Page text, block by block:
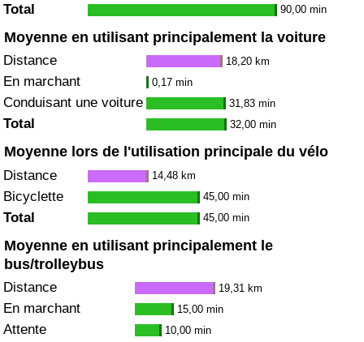
Total 90,00 min
Moyenne en utilisant principalement la voiture
Distance 18,20 km
En marchant 0,17 min
Conduisant une voiture 31,83 min
Total 32,00 min
Moyenne lors de l'utilisation principale du vélo
Distance 14,48 km
Bicyclette 45,00 min
Total 45,00 min
Moyenne en utilisant principalement le
bus/trolleybus
Distance 19,31 km
En marchant 15,00 min
Attente 10,00 min